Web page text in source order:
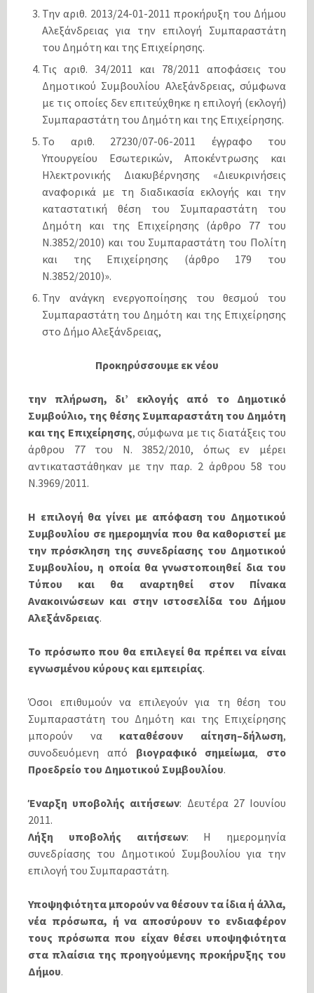
Την αριθ. 2013/24-01-2011 προκήρυξη του Δήμου
Αλεξάνδρειας για την επιλογή Συμπαραστάτη
του Δημότη και της Επιχείρησης.
Τις αριθ. 34/2011 και 78/2011 αποφάσεις του
Δημοτικού Συμβουλίου Αλεξάνδρειας, σύμφωνα
με τις οποίες δεν επιτεύχθηκε η επιλογή (εκλογή)
Συμπαραστάτη του Δημότη και της Επιχείρησης.
Το αριθ. 27230/07-06-2011 έγγραφο του
Υπουργείου Εσωτερικών, Αποκέντρωσης και
Ηλεκτρονικής Διακυβέρνησης «Διευκρινήσεις
αναφορικά με τη διαδικασία εκλογής και την
καταστατική θέση του Συμπαραστάτη του
Δημότη και της Επιχείρησης (άρθρο 77 του
Ν.3852/2010) και του Συμπαραστάτη του Πολίτη
και της Επιχείρησης (άρθρο 179 του
Ν.3852/2010)».
Την ανάγκη ενεργοποίησης του θεσμού του
Συμπαραστάτη του Δημότη και της Επιχείρησης
στο Δήμο Αλεξάνδρειας,
Προκηρύσσουμε εκ νέου
την πλήρωση, δι’ εκλογής από το Δημοτικό
Συμβούλιο, της θέσης Συμπαραστάτη του Δημότη
και της Επιχείρησης, σύμφωνα με τις διατάξεις του
άρθρου 77 του Ν. 3852/2010, όπως εν μέρει
αντικαταστάθηκαν με την παρ. 2 άρθρου 58 του
Ν.3969/2011.
Η επιλογή θα γίνει με απόφαση του Δημοτικού
Συμβουλίου σε ημερομηνία που θα καθοριστεί με
την πρόσκληση της συνεδρίασης του Δημοτικού
Συμβουλίου, η οποία θα γνωστοποιηθεί δια του
Τύπου και θα αναρτηθεί στον Πίνακα
Ανακοινώσεων και στην ιστοσελίδα του Δήμου
Αλεξάνδρειας.
Το πρόσωπο που θα επιλεγεί θα πρέπει να είναι
εγνωσμένου κύρους και εμπειρίας.
Όσοι επιθυμούν να επιλεγούν για τη θέση του
Συμπαραστάτη του Δημότη και της Επιχείρησης
μπορούν να καταθέσουν αίτηση–δήλωση,
συνοδευόμενη από βιογραφικό σημείωμα, στο
Προεδρείο του Δημοτικού Συμβουλίου.
Έναρξη υποβολής αιτήσεων: Δευτέρα 27 Ιουνίου
2011.
Λήξη υποβολής αιτήσεων: Η ημερομηνία
συνεδρίασης του Δημοτικού Συμβουλίου για την
επιλογή του Συμπαραστάτη.
Υποψηφιότητα μπορούν να θέσουν τα ίδια ή άλλα,
νέα πρόσωπα, ή να αποσύρουν το ενδιαφέρον
τους πρόσωπα που είχαν θέσει υποψηφιότητα
στα πλαίσια της προηγούμενης προκήρυξης του
Δήμου.